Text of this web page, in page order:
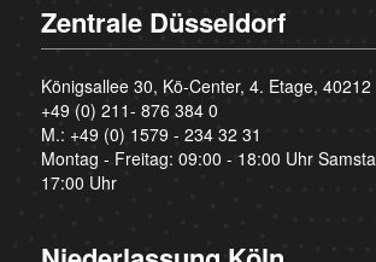
Zentrale Düsseldorf
Königsallee 30, Kö-Center, 4. Etage,
+49 (0) 211- 876 384 0
M.: +49 (0) 1579 - 234 32 31
Montag - Freitag: 09:00 - 18:00 Uhr
17:00 Uhr